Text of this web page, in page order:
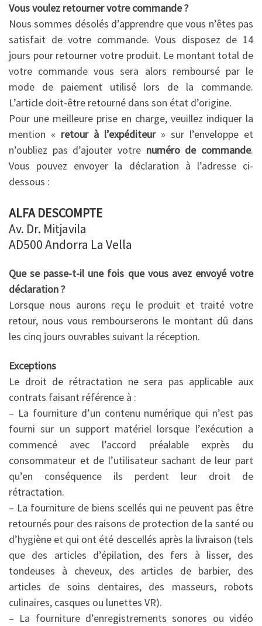
Vous voulez retourner votre commande ?
Nous sommes désolés d’apprendre que vous n’êtes pas
satisfait de votre commande. Vous disposez de 14
jours pour retourner votre produit. Le montant total de
votre commande vous sera alors remboursé par le
mode de paiement utilisé lors de la commande.
L’article doit-être retourné dans son état d’origine.
Pour une meilleure prise en charge, veuillez indiquer la
mention « retour à l’expéditeur» sur l’enveloppe et
n’oubliez pas d’ajouter votre numéro de commande.
Vous pouvez envoyer la déclaration à l’adresse ci-
dessous :
ALFA DESCOMPTE
Av. Dr. Mitjavila
AD500 Andorra La Vella
Que se passe-t-il une fois que vous avez envoyé votre
déclaration ?
Lorsque nous aurons reçu le produit et traité votre
retour, nous vous rembourserons le montant dû dans
les cinq jours ouvrables suivant la réception.
Exceptions
Le droit de rétractation ne sera pas applicable aux
contrats faisant référence à :
– La fourniture d’un contenu numérique qui n’est pas
fourni sur un support matériel lorsque l’exécution a
commencé avec l’accord préalable exprès du
consommateur et de l’utilisateur sachant de leur part
qu’en conséquence ils perdent leur droit de
rétractation.
– La fourniture de biens scellés qui ne peuvent pas être
retournés pour des raisons de protection de la santé ou
d’hygiène et qui ont été descellés après la livraison (tels
que des articles d’épilation, des fers à lisser, des
tondeuses à cheveux, des articles de barbier, des
articles de soins dentaires, des masseurs, robots
culinaires, casques ou lunettes VR).
– La fourniture d’enregistrements sonores ou vidéo